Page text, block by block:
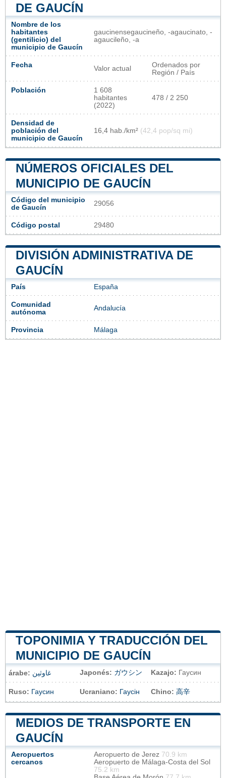
DE GAUCÍN
Nombre de los
habitantes
(gentilicio) del
municipio de Gaucín
gaucinensegaucineño, -agaucinato, -
agaucileño, -a
Fecha Valor actual
Ordenados por
Región / País
Población
1 608
habitantes
(2022)
478 / 2 250
Densidad de
población del
municipio de Gaucín
16,4 hab./km² (42,4 pop/sq mi)
NÚMEROS OFICIALES DEL
MUNICIPIO DE GAUCÍN
Código del municipio
de Gaucín
29056
Código postal 29480
DIVISIÓN ADMINISTRATIVA DE
GAUCÍN
País España
Comunidad
autónoma
Andalucía
Provincia Málaga
TOPONIMIA Y TRADUCCIÓN DEL
MUNICIPIO DE GAUCÍN
árabe: غاوثين Japonés: ガウシン Kazajo: Гаусин
Ruso: Гаусин Ucraniano: Гаусін Chino: 高辛
MEDIOS DE TRANSPORTE EN
GAUCÍN
Aeropuertos
cercanos
Aeropuerto de Jerez 70.9 km
Aeropuerto de Málaga-Costa del Sol
75.2 km